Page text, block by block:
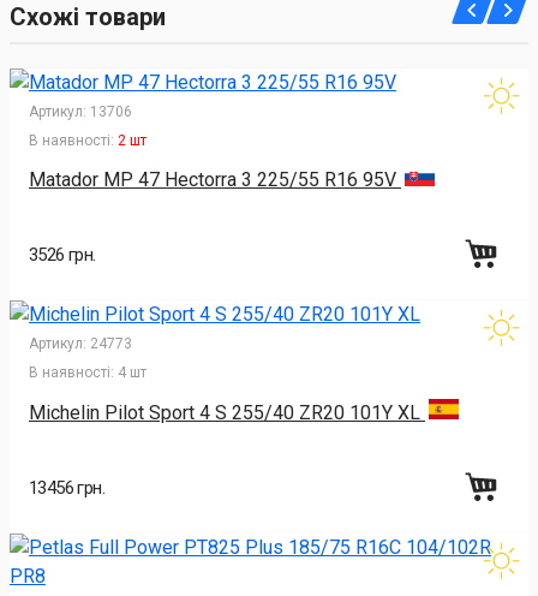
Схожі товари
Артикул: 13706
В наявності: 2 шт
Matador MP 47 Hectorra 3 225/55 R16 95V
3526 грн.
Артикул: 24773
В наявності: 4 шт
Michelin Pilot Sport 4 S 255/40 ZR20 101Y XL
13456 грн.